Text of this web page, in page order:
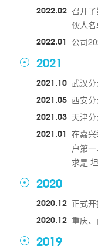
2022.02 召开
伙人
2022.01 公司
2021
2021.10 武汉
2021.05 西安
2021.03 天津
2021.01
在嘉
户第
求是
2020
2020.12 正式
2020.12 重庆
2019